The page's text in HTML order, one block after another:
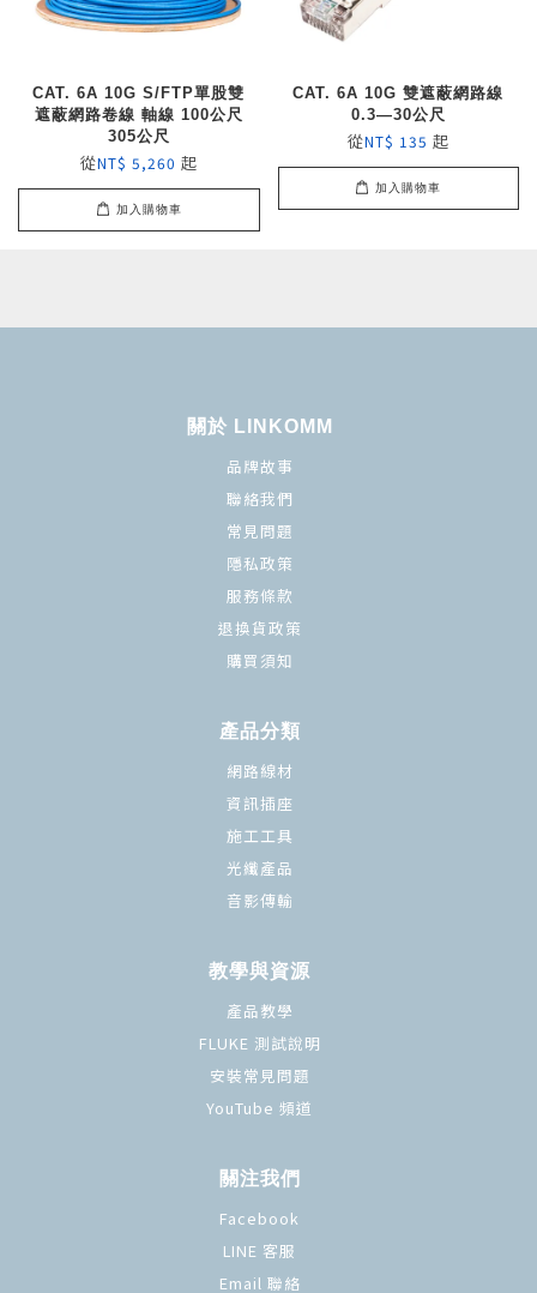
CAT. 6A 10G S/FTP單股雙
遮蔽網路卷線 軸線 100公尺
305公尺
從NT$ 5,260 起
加入購物車
CAT. 6A 10G 雙遮蔽網路線
0.3—30公尺
從NT$ 135 起
加入購物車
關於 LINKOMM
品牌故事
聯絡我們
常見問題
隱私政策
服務條款
退換貨政策
購買須知
產品分類
網路線材
資訊插座
施工工具
光纖產品
音影傳輸
教學與資源
產品教學
FLUKE 測試說明
安裝常見問題
YouTube 頻道
關注我們
Facebook
LINE 客服
Email 聯絡